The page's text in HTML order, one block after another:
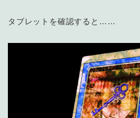
タブレットを確認すると……